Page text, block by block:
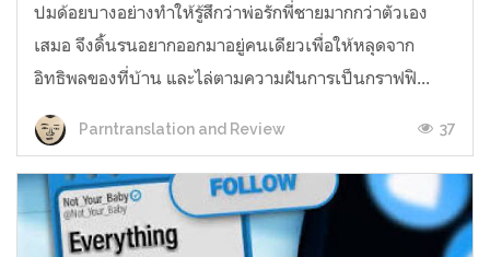
ปมด้อยบางอย่างทำให้รู้สึกว่าพ่อรักพี่ชายมากกว่าตัวเอง
เสมอ จึงดิ้นรนอยากออกมาอยู่คนเดียวเพื่อให้หลุดจาก
อิทธิพลของที่บ้าน และไล่ตามความฝันการเป็นกราฟฟิ...
Parntranslation and Review 37